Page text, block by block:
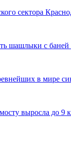
сектора
шашлыки с баней
в мире
выросла до 9